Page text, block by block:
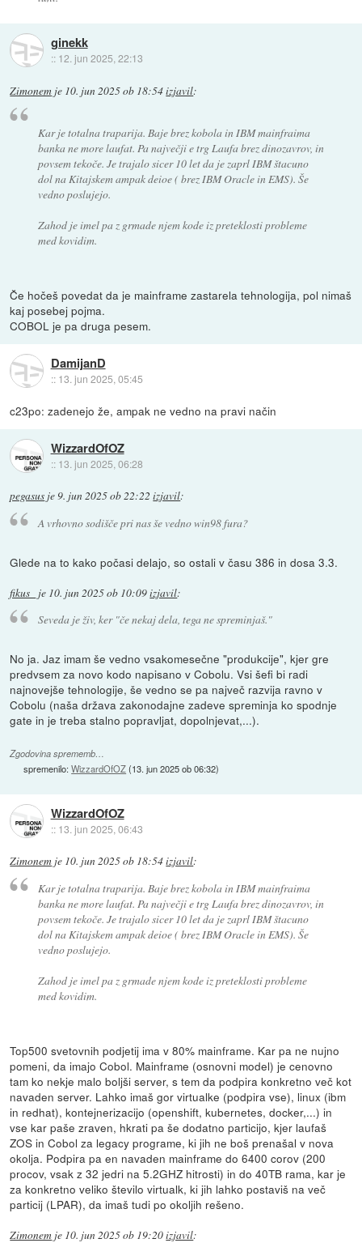
ginekk
:: 12. jun 2025, 22:13
Zimonem je 10. jun 2025 ob 18:54izjavil:
Kar je totalna traparija. Baje brez kobola in IBM mainfraima
banka ne more laufat. Pa največji e trg Laufa brez dinozavrov, in
povsem tekoče. Je trajalo sicer 10 let da je zaprl IBM štacuno
dol na Kitajskem ampak deioe ( brez IBM Oracle in EMS). Še
vedno poslujejo.
Zahod je imel pa z grmade njem kode iz preteklosti probleme
med kovidim.
Če hočeš povedat da je mainframe zastarela tehnologija, pol nimaš
kaj posebej pojma.
COBOL je pa druga pesem.
DamijanD
:: 13. jun 2025, 05:45
c23po: zadenejo že, ampak ne vedno na pravi način
WizzardOfOZ
:: 13. jun 2025, 06:28
pegasus je9. jun 2025 ob 22:22 izjavil:
A vrhovno sodišče pri nas še vedno win98 fura?
Glede na to kako počasi delajo, so ostali v času 386 in dosa 3.3.
fikus_ je 10. jun 2025 ob 10:09izjavil:
Seveda je živ, ker "če nekaj dela, tega ne spreminjaš."
No ja. Jaz imam še vedno vsakomesečne "produkcije", kjer gre
predvsem za novo kodo napisano v Cobolu. Vsi šefi bi radi
najnovejše tehnologije, še vedno se pa največ razvija ravno v
Cobolu (naša država zakonodajne zadeve spreminja ko spodnje
gate in je treba stalno popravljat, dopolnjevat,...).
Zgodovina sprememb…
spremenilo:WizzardOfOZ(13. jun 2025 ob 06:32)
WizzardOfOZ
:: 13. jun 2025, 06:43
Zimonem je 10. jun 2025 ob 18:54izjavil:
Kar je totalna traparija. Baje brez kobola in IBM mainfraima
banka ne more laufat. Pa največji e trg Laufa brez dinozavrov, in
povsem tekoče. Je trajalo sicer 10 let da je zaprl IBM štacuno
dol na Kitajskem ampak deioe ( brez IBM Oracle in EMS). Še
vedno poslujejo.
Zahod je imel pa z grmade njem kode iz preteklosti probleme
med kovidim.
Top500 svetovnih podjetij ima v 80% mainframe. Kar pa ne nujno
pomeni, da imajo Cobol. Mainframe (osnovni model) je cenovno
tam ko nekje malo boljši server, s tem da podpira konkretno več kot
navaden server. Lahko imaš gor virtualke (podpira vse), linux (ibm
in redhat), kontejnerizacijo (openshift, kubernetes, docker,...) in
vse kar paše zraven, hkrati pa še dodatno particijo, kjer laufaš
ZOS in Cobol za legacy programe, ki jih ne boš prenašal v nova
okolja. Podpira pa en navaden mainframe do 6400 corov (200
procov, vsak z 32 jedri na 5.2GHZ hitrosti) in do 40TB rama, kar je
za konkretno veliko število virtualk, ki jih lahko postaviš na več
particij (LPAR), da imaš tudi po okoljih rešeno.
Zimonem je 10. jun 2025 ob 19:20izjavil: